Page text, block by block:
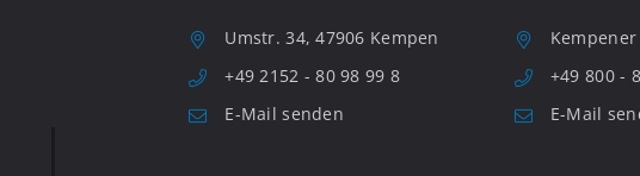
Umstr. 34, 47906 Kempen
+49 2152 - 80 98 99 8
E-Mail senden
+49 800 -
E-Mail